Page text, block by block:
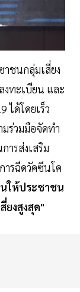
ชนกลุ่มเสี่ยง
งทะเบียน และ
ได้โดยเร็ว
ร่วมมือจัดทำ
ารส่งเสริม
ารฉีดวัคซีนโค
ให้ประชาชน
งสูงสุด"